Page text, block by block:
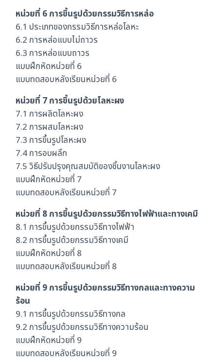
หน่วยที่ 6 การขึ้นรูปด้วยกรรมวิธีการหล่อ
6.1 ประเภทของกรรมวิธีการหล่อโลหะ
6.2 การหล่อแบบไม่ถาวร
6.3 การหล่อแบบถาวร
แบบฝึกหัดหน่วยที่ 6
แบบทดสอบหลังเรียนหน่วยที่ 6
หน่วยที่ 7 การขึ้นรูปด้วยโลหะผง
7.1 การผลิตโลหะผง
7.2 การผสมโลหะผง
7.3 การขึ้นรูปโลหะผง
7.4 การอบผลึก
7.5 วิธีปรับปรุงคุณสมบัติของชิ้นงานโลหะผง
แบบฝึกหัดหน่วยที่ 7
แบบทดสอบหลังเรียนหน่วยที่ 7
หน่วยที่ 8 การขึ้นรูปด้วยกรรมวิธีทางไฟฟ้าและทางเคมี
8.1 การขึ้นรูปด้วยกรรมวิธีทางไฟฟ้า
8.2 การขึ้นรูปด้วยกรรมวิธีทางเคมี
แบบฝึกหัดหน่วยที่ 8
แบบทดสอบหลังเรียนหน่วยที่ 8
หน่วยที่ 9 การขึ้นรูปด้วยกรรมวิธีทางกลและทางความ
ร้อน
9.1 การขึ้นรูปด้วยกรรมวิธีทางกล
9.2 การขึ้นรูปด้วยกรรมวิธีทางความร้อน
แบบฝึกหัดหน่วยที่ 9
แบบทดสอบหลังเรียนหน่วยที่ 9